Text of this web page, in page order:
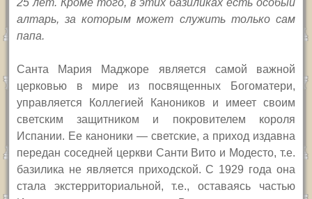
25 лет. Кроме того, в этих базиликах есть особый
алтарь, за которым может служить только сам
папа.
Санта Мария Маджоре является самой важной
церковью в мире из посвященных Богоматери,
управляется Коллегией Каноников и имеет своим
светским защитником и покровителем короля
Испании. Ее каноники — светские, а приход издавна
передан соседней церкви Санти Вито и Модесто, т.е.
базилика не является приходской. С 1929 года она
стала экстерриториальной, т.е., оставаясь частью